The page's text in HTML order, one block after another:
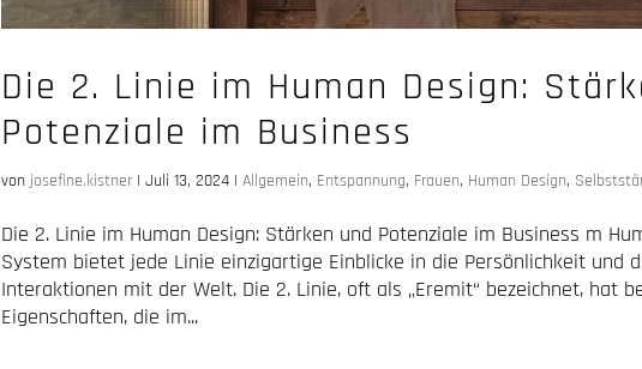
Die 2. Linie im Human Design:
Potenziale im Business
von josefine.kistner| Juli 13, 2024| Allgemein, Entspannung, Frauen, Human Design,
Die 2. Linie im Human Design: Stärken und Potenziale im Business m
System bietet jede Linie einzigartige Einblicke in die Persönlichkeit und
Interaktionen mit der Welt. Die 2. Linie, oft als „Eremit“ bezeichnet, hat
Eigenschaften, die im...